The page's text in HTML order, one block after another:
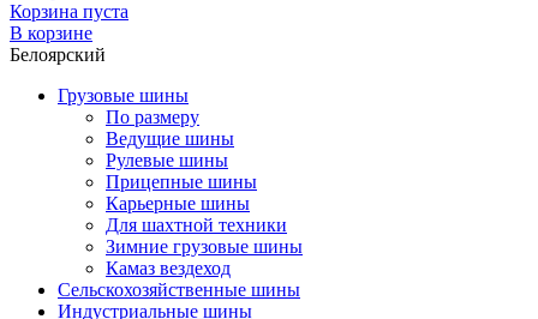
Корзина пуста
В корзине
Белоярский
Грузовые шины
По размеру
Ведущие шины
Рулевые шины
Прицепные шины
Карьерные шины
Для шахтной техники
Зимние грузовые шины
Камаз вездеход
Сельскохозяйственные шины
Индустриальные шины